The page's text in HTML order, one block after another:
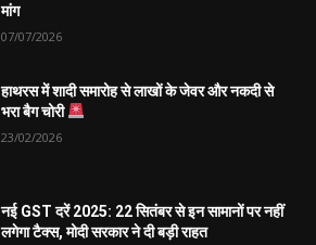
मांग
07/07/2026
हाथरस में शादी समारोह से लाखों के जेवर और नकदी से
भरा बैग चोरी
23/02/2026
नई GST दरें 2025: 22 सितंबर से इन सामानों पर नहीं
लगेगा टैक्स, मोदी सरकार ने दी बड़ी राहत